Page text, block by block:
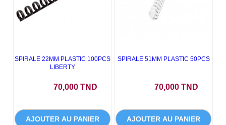
SPIRALE 22MM PLASTIC 100PCS
LIBERTY
70,000 TND
AJOUTER AU PANIER
SPIRALE 51MM PLASTIC 50PCS
70,000 TND
AJOUTER AU PANIER